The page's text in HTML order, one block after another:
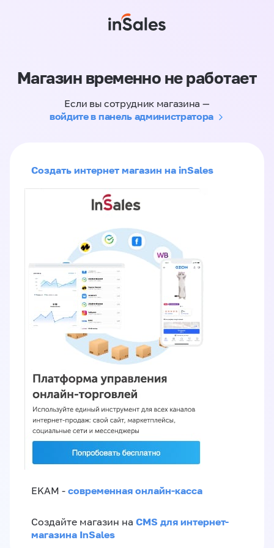
Магазин временно не работает
Если вы сотрудник магазина —
войдите в панель администратора
Создать интернет магазин на inSales
EKAM - современная онлайн-касса
Создайте магазин на CMS для интернет-
магазина InSales